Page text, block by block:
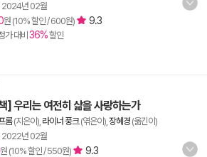
2024년 02월
원 (10% 할인 / 600원) 9.3
가 대비 36%할인
] 우리는 여전히 삶을 사랑하는가
롬(지은이), 라이너 풍크(엮은이), 장혜경 (옮긴이)
2022년 02월
원 (10% 할인 / 550원) 9.3